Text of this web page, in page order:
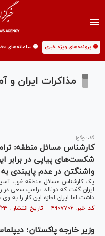
🟡 پرونده‌های ویژه خبری 🟡 سامانه‌های
مذاکرات ایران و
گفت‌وگو|
کارشناس مسائل منطقه:
شکست‌های پیاپی در برابر
واشنگتن در عدم پایبندی
یک کارشناس مسائل منطقه غرب
ایران گفت که دونالد ترامپ سعی
داشت اما ایران اجازه این کار را به وی
کد خبر: ۴۹۰۷۷۰۶ تاریخ انتشار : ۱۴۰۵/۰۴/۲۳
وزیر خارجه پاکستان: